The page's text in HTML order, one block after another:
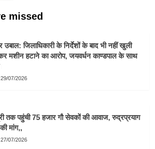
missed
जिलाधिकारी के निर्देशों के बाद भी नहीं खुली
मशीन हटाने का आरोप, जयवर्धन काण्डपाल के साथ
29/07/2026
तक पहुंची 75 हजार गौ सेवकों की आवाज, रुद्रप्रयाग
मांग,,
27/07/2026